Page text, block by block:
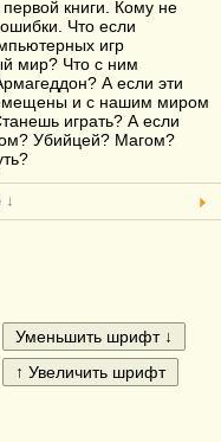
книги. Кому не
Что если
игр
мир? Что с ним
А если эти
и с нашим миром
играть? А если
Убийцей? Магом?
↓